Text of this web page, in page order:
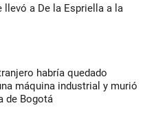
llevó a De la Espriella a la
habría quedado
máquina industrial y murió
de Bogotá